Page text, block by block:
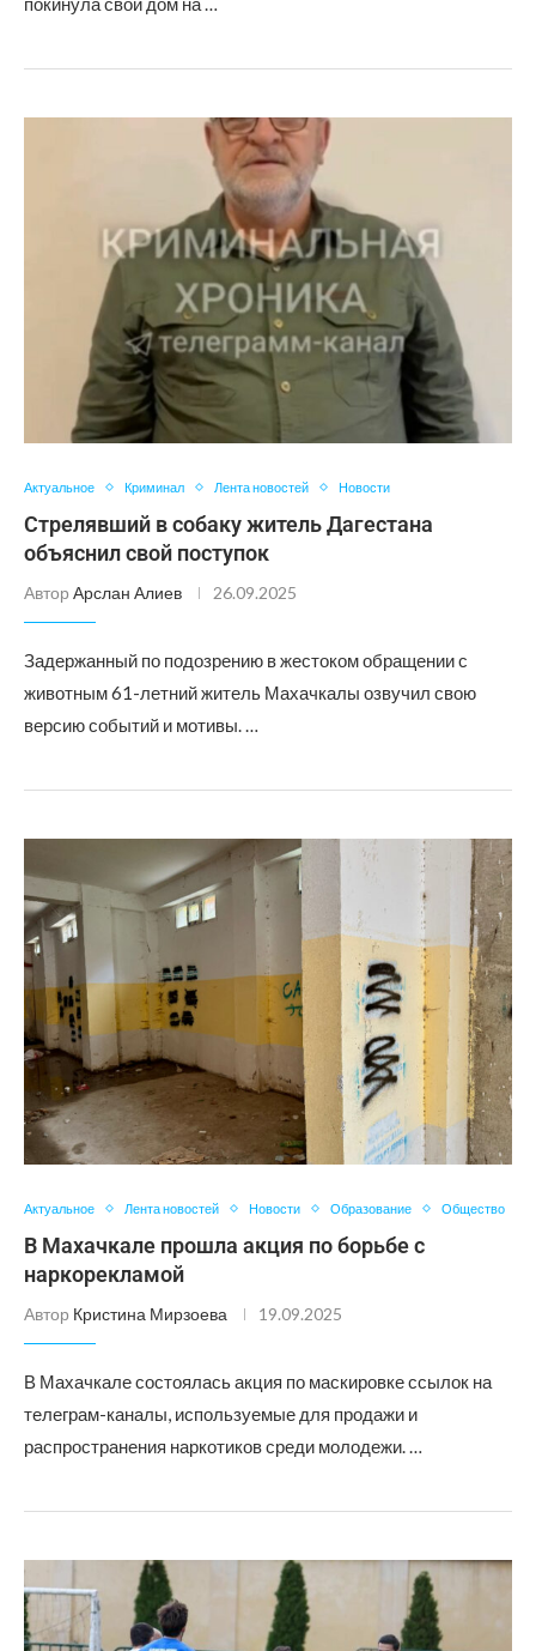
Актуальное Криминал Лента новостей Новости
Стрелявший в собаку житель Дагестана
объяснил свой поступок
Автор Арслан Алиев 26.09.2025
Задержанный по подозрению в жестоком обращении с
животным 61-летний житель Махачкалы озвучил свою
версию событий и мотивы. …
Актуальное Лента новостей Новости Образование Общество
В Махачкале прошла акция по борьбе с
наркорекламой
Автор Кристина Мирзоева 19.09.2025
В Махачкале состоялась акция по маскировке ссылок на
телеграм-каналы, используемые для продажи и
распространения наркотиков среди молодежи. …